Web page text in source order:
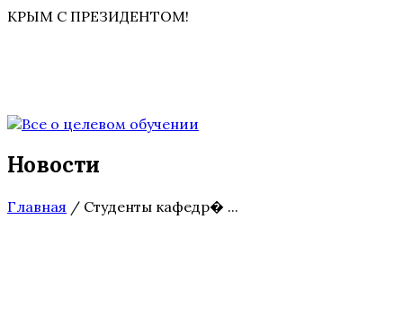
КРЫМ С ПРЕЗИДЕНТОМ!
Новости
Главная / Студенты кафедр� ...